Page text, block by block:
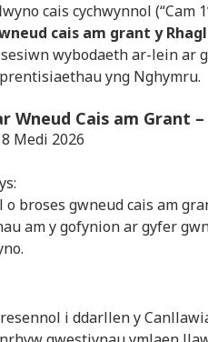
cais cychwynnol (“Cam
cais am grant y
wybodaeth ar-lein ar
yng Nghymru.
Wneud Cais am Grant
Medi 2026
broses gwneud cais am
am y gofynion ar gyfer
i ddarllen y